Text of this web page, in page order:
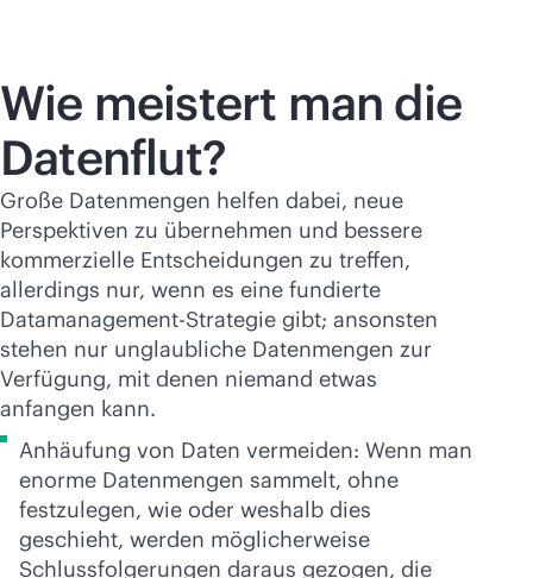
Wie meistert man die
Datenflut?
Große Datenmengen helfen dabei, neue
Perspektiven zu übernehmen und bessere
kommerzielle Entscheidungen zu treffen,
allerdings nur, wenn es eine fundierte
Datamanagement-Strategie gibt; ansonsten
stehen nur unglaubliche Datenmengen zur
Verfügung, mit denen niemand etwas
anfangen kann.
Anhäufung von Daten vermeiden: Wenn man
enorme Datenmengen sammelt, ohne
festzulegen, wie oder weshalb dies
geschieht, werden möglicherweise
Schlussfolgerungen daraus gezogen, die